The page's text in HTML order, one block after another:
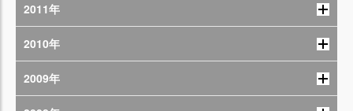
2011年
2010年
2009年